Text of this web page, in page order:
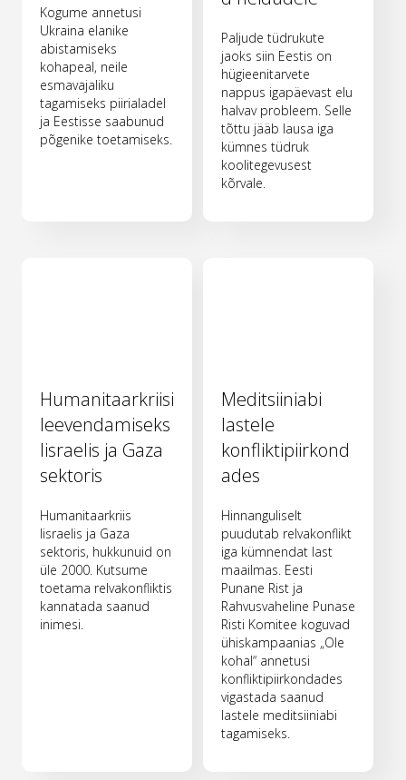
Kogume annetusi
Ukraina elanike
abistamiseks
kohapeal, neile
esmavajaliku
tagamiseks piirialadel
ja Eestisse saabunud
põgenike toetamiseks.
Paljude tüdrukute
jaoks siin Eestis on
hügieenitarvete
nappus igapäevast elu
halvav probleem. Selle
tõttu jääb lausa iga
kümnes tüdruk
koolitegevusest
kõrvale.
Humanitaarkriisi
leevendamiseks
Iisraelis ja Gaza
sektoris
Humanitaarkriis
Iisraelis ja Gaza
sektoris, hukkunuid on
üle 2000. Kutsume
toetama relvakonfliktis
kannatada saanud
inimesi.
Meditsiiniabi
lastele
konfliktipiirkond
ades
Hinnanguliselt
puudutab relvakonflikt
iga kümnendat last
maailmas. Eesti
Punane Rist ja
Rahvusvaheline Punase
Risti Komitee koguvad
ühiskampaanias „Ole
kohal“ annetusi
konfliktipiirkondades
vigastada saanud
lastele meditsiiniabi
tagamiseks.